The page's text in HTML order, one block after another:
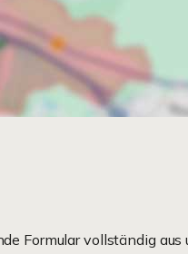
Formular vollständig aus